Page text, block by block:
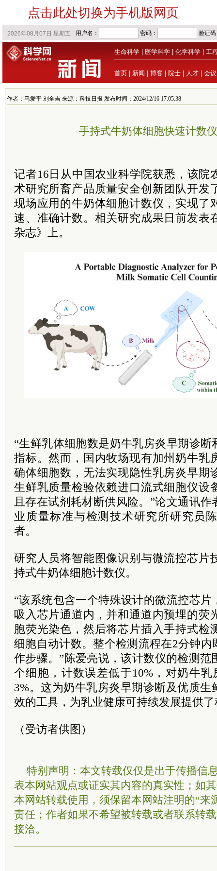
点击此处切换为手机版网页
生命科学 医学科学 化学科学 工
首页 新闻 博客 院士 人才 会议
作者：马爱平 刘全吉 来源：科技日报 发布时间：2024/12/16 17:05:38
手持式牛奶体细胞快速计数
记者16日从中国农业科学院获悉，该院
术研究所畜产品质量安全创新团队开发
现场应用的牛奶体细胞计数仪，实现了
速、准确计数。相关研究成果日前发表
杂志》上。
“生鲜乳体细胞数是奶牛乳房炎早期诊
指标。然而，国内牧场现有加州奶牛乳
确体细胞数，无法实现隐性乳房炎早期
生鲜乳质量检验依赖进口流式细胞仪设
且存在试剂耗材断供风险。”论文通讯
业质量标准与检测技术研究所研究员
者。
研究人员将智能图像识别与微流控芯片
持式牛奶体细胞计数仪。
“该系统包含一个特殊设计的微流控芯
吸入芯片通道内，并和通道内预埋的荧
胞荧光染色，然后将芯片插入手持式检
细胞自动计数。整个检测流程在2分钟
作步骤。”陈爱亮说，该计数仪的检测
个细胞，计数误差低于10%，对奶牛
3%。这为奶牛乳房炎早期诊断及优质生
效的工具，为乳业健康可持续发展提供
（受访者供图）
特别声明：本文转载仅仅是出于传播信
表本网站观点或证实其内容的真实性；如
本网站转载使用，须保留本网站注明的“来
责任；作者如果不希望被转载或者联系转
接洽。